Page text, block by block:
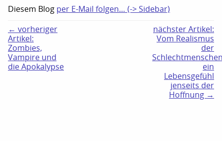
Diesem Blog per E-Mail folgen… (-> Sidebar)
← vorheriger
Artikel:
Zombies,
Vampire und
die Apokalypse
nächster Artikel:
Vom Realismus
der
ein
Lebensgefühl
jenseits der
Hoffnung →